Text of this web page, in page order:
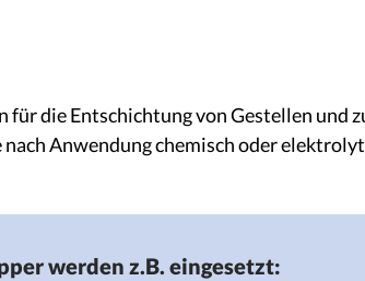
die Entschichtung von Gestellen und
Anwendung chemisch oder
werden z.B. eingesetzt: